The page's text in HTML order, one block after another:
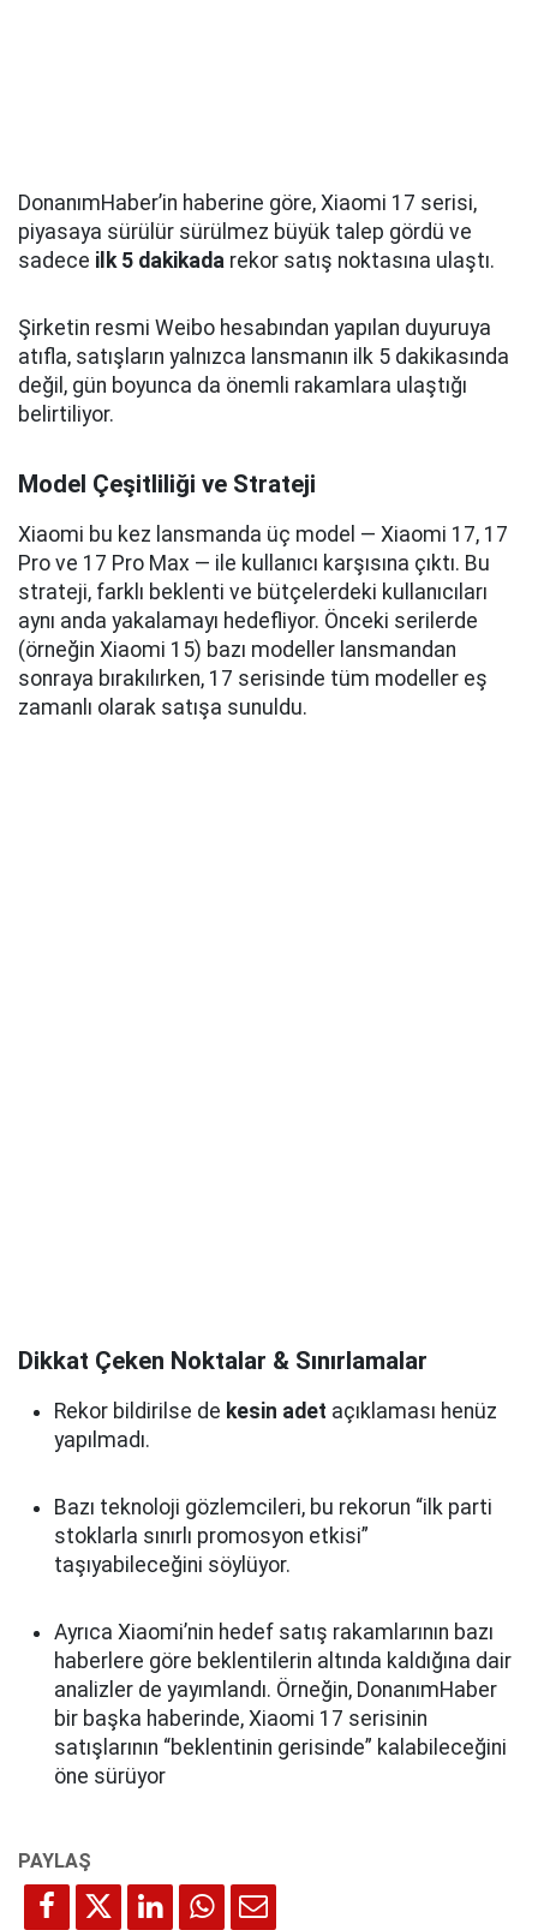
DonanımHaber’in haberine göre, Xiaomi 17 serisi,
piyasaya sürülür sürülmez büyük talep gördü ve
sadece ilk 5 dakikada rekor satış noktasına ulaştı.
Şirketin resmi Weibo hesabından yapılan duyuruya
atıfla, satışların yalnızca lansmanın ilk 5 dakikasında
değil, gün boyunca da önemli rakamlara ulaştığı
belirtiliyor.
Model Çeşitliliği ve Strateji
Xiaomi bu kez lansmanda üç model — Xiaomi 17, 17
Pro ve 17 Pro Max — ile kullanıcı karşısına çıktı. Bu
strateji, farklı beklenti ve bütçelerdeki kullanıcıları
aynı anda yakalamayı hedefliyor. Önceki serilerde
(örneğin Xiaomi 15) bazı modeller lansmandan
sonraya bırakılırken, 17 serisinde tüm modeller eş
zamanlı olarak satışa sunuldu.
Dikkat Çeken Noktalar & Sınırlamalar
Rekor bildirilse de kesin adet açıklaması henüz
yapılmadı.
Bazı teknoloji gözlemcileri, bu rekorun “ilk parti
stoklarla sınırlı promosyon etkisi”
taşıyabileceğini söylüyor.
Ayrıca Xiaomi’nin hedef satış rakamlarının bazı
haberlere göre beklentilerin altında kaldığına dair
analizler de yayımlandı. Örneğin, DonanımHaber
bir başka haberinde, Xiaomi 17 serisinin
satışlarının “beklentinin gerisinde” kalabileceğini
öne sürüyor